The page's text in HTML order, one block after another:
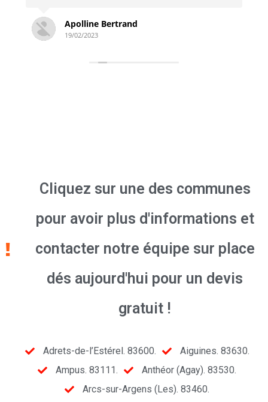
Simon Derambure
18/02/2023
Cliquez sur une des communes
pour avoir plus d'informations et
contacter notre équipe sur place
dés aujourd'hui pour un devis
gratuit !
Adrets-de-l’Estérel. 83600.
Aiguines. 83630.
Ampus. 83111.
Anthéor (Agay). 83530.
Arcs-sur-Argens (Les). 83460.